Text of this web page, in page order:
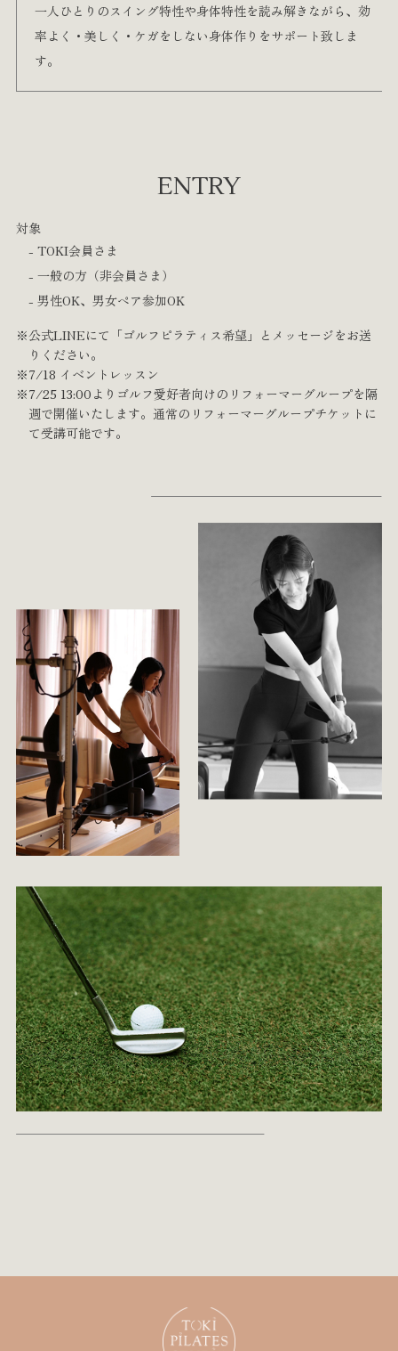
一人ひとりのスイング特性や身体特性を読み解きながら、効
率よく・美しく・ケガをしない身体作りをサポート致しま
す。
ENTRY
対象
- TOKI会員さま
- 一般の方（非会員さま）
- 男性OK、男女ペア参加OK
※公式LINEにて「ゴルフピラティス希望」とメッセージをお送
りください。
※7/18 イベントレッスン
※7/25 13:00よりゴルフ愛好者向けのリフォーマーグループを隔
週で開催いたします。通常のリフォーマーグループチケットに
て受講可能です。